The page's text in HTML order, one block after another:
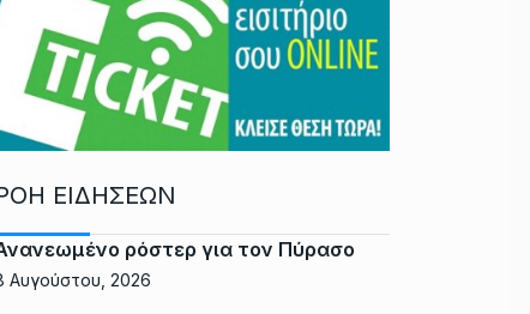
ΕΙΔΗΣΕΩΝ
ρόστερ για τον Πύρασο
Αυγούστου, 2026